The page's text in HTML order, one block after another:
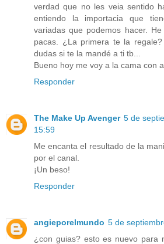
verdad que no les veia sentido
entiendo la importacia que
variadas que podemos hacer.
pacas. ¿La primera te la
dudas si te la mandé a ti tb...
Bueno hoy me voy a la cama con
Responder
The Make Up Avenger 5 de
15:59
Me encanta el resultado de la
por el canal.
¡Un beso!
Responder
angieporelmundo 5 de
¿con guias? esto es nuevo para